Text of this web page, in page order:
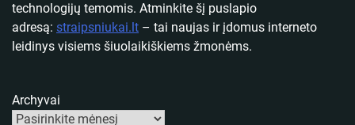
technologijų temomis. Atminkite šį puslapio
adresą: straipsniukai.lt – tai naujas ir įdomus interneto
leidinys visiems šiuolaikiškiems žmonėms.
Archyvai